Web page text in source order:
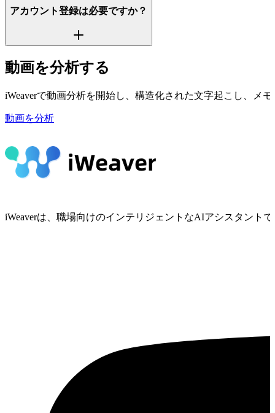
アカウント登録は必要ですか？
動画を分析する
iWeaverで動画分析を開始し、構造化された文字起こし、メ
動画を分析
iWeaverは、職場向けのインテリジェントなAIアシスタント